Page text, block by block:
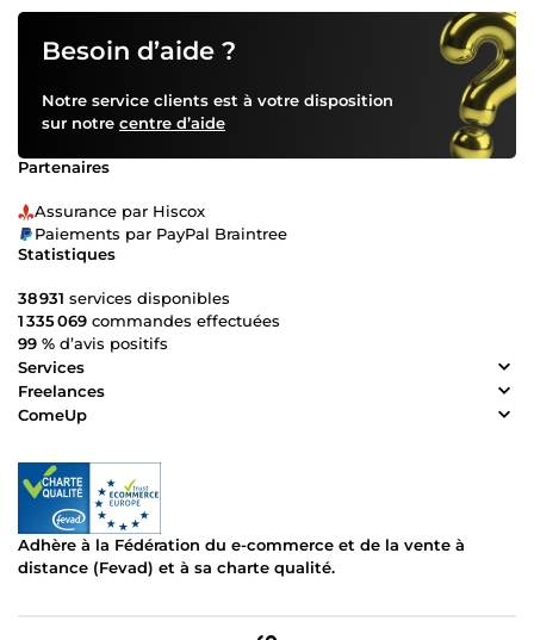
Besoin d’aide ?
Notre service clients est à votre disposition
sur notre centre d’aide
Partenaires
Assurance par Hiscox
Paiements par PayPal Braintree
Statistiques
38 931 services disponibles
1 335 069 commandes effectuées
99 % d’avis positifs
Services
Freelances
ComeUp
Adhère à la Fédération du e-commerce et de la vente à
distance (Fevad) et à sa charte qualité.